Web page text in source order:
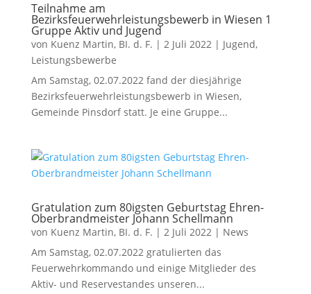
Teilnahme am
Bezirksfeuerwehrleistungsbewerb in Wiesen 1
Gruppe Aktiv und Jugend
von Kuenz Martin, BI. d. F. | 2 Juli 2022| Jugend,
Leistungsbewerbe
Am Samstag, 02.07.2022 fand der diesjährige
Bezirksfeuerwehrleistungsbewerb in Wiesen,
Gemeinde Pinsdorf statt. Je eine Gruppe...
Gratulation zum 80igsten Geburtstag Ehren-
Oberbrandmeister Johann Schellmann
von Kuenz Martin, BI. d. F. | 2 Juli 2022| News
Am Samstag, 02.07.2022 gratulierten das
Feuerwehrkommando und einige Mitglieder des
Aktiv- und Reservestandes unseren...